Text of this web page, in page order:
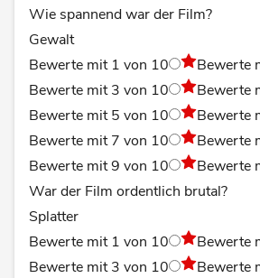
Wie spannend war der Film?
Gewalt
Bewerte mit 1 von 10
Bewerte
Bewerte mit 3 von 10
Bewerte
Bewerte mit 5 von 10
Bewerte
Bewerte mit 7 von 10
Bewerte
Bewerte mit 9 von 10
Bewerte
War der Film ordentlich brutal?
Splatter
Bewerte mit 1 von 10
Bewerte
Bewerte mit 3 von 10
Bewerte